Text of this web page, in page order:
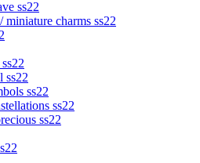
ss22
miniature charms ss22
ss22
ss22
ss22
ss22